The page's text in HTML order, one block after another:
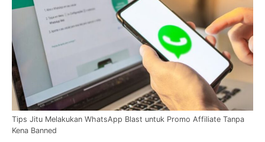
Tips Jitu Melakukan WhatsApp Blast untuk Promo Affiliate Tanpa
Kena Banned